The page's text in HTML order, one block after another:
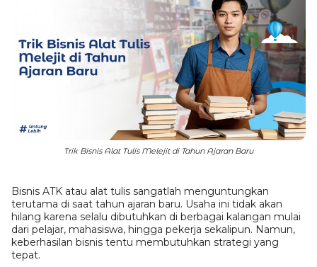
Trik Bisnis Alat Tulis Melejit di Tahun Ajaran Baru
Bisnis ATK atau alat tulis sangatlah menguntungkan
terutama di saat tahun ajaran baru. Usaha ini tidak akan
hilang karena selalu dibutuhkan di berbagai kalangan mulai
dari pelajar, mahasiswa, hingga pekerja sekalipun. Namun,
keberhasilan bisnis tentu membutuhkan strategi yang
tepat.